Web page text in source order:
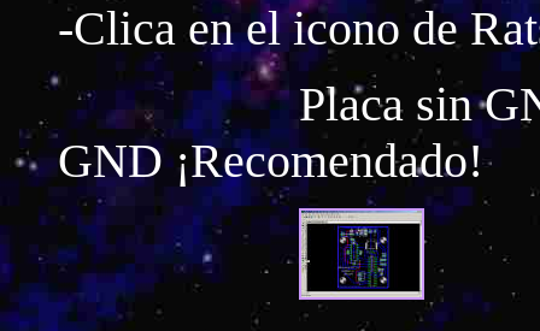
-Clica en el icono de
Placa sin
GND ¡Recomendado!